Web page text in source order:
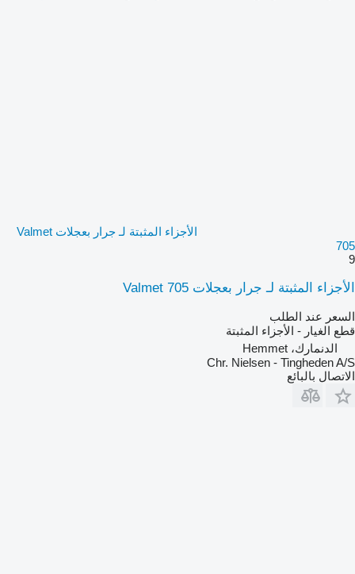
الأجزاء المثبتة لـ جرار بعجلات Valmet
705
9
الأجزاء المثبتة لـ جرار بعجلات Valmet 705
السعر عند الطلب
قطع الغيار - الأجزاء المثبتة
الدنمارك، Hemmet
Chr. Nielsen - Tingheden A/S
الاتصال بالبائع